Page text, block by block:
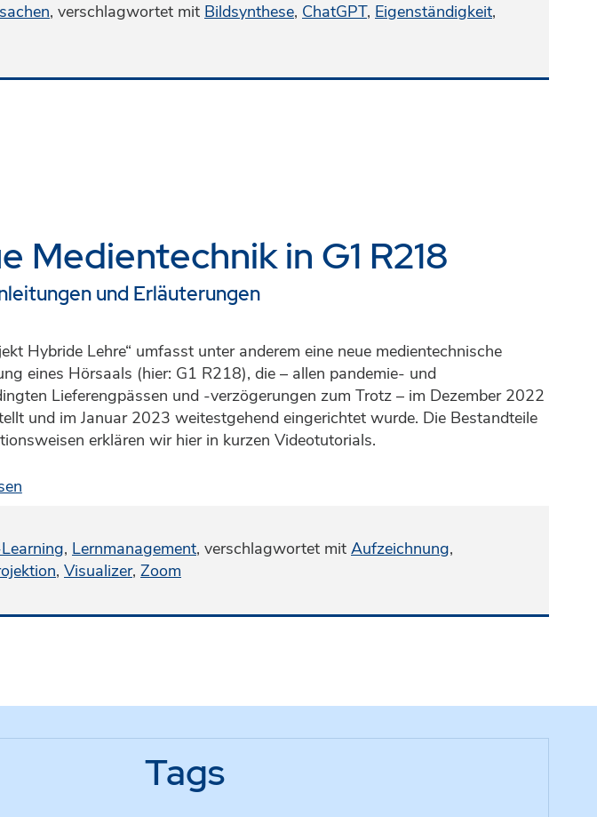
, verschlagwortet mit Bildsynthese, ChatGPT, Eigenständigkeit,
Medientechnik in G1 R218
und Erläuterungen
Hybride Lehre“ umfasst unter anderem eine neue medientechnische
eines Hörsaals (hier: G1 R218), die – allen pandemie- und
Lieferengpässen und -verzögerungen zum Trotz – im Dezember 2022
und im Januar 2023 weitestgehend eingerichtet wurde. Die Bestandteile
erklären wir hier in kurzen Videotutorials.
, Lernmanagement, verschlagwortet mit Aufzeichnung,
, Visualizer, Zoom
Tags